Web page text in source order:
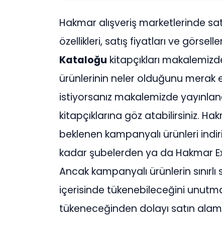
Hakmar alışveriş marketlerinde
özellikleri, satış fiyatları ve
Kataloğu kitapçıkları
ürünlerinin neler olduğunu merak
istiyorsanız makalemizde
kitapçıklarına göz atabilirsiniz.
beklenen kampanyalı ürünleri
kadar şubelerden ya da Hakmar
Ancak kampanyalı ürünlerin
içerisinde tükenebileceğini
tükeneceğinden dolayı satın